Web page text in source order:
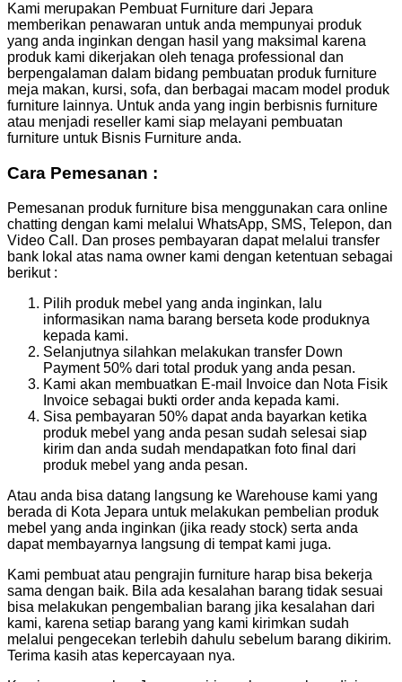
Kami merupakan Pembuat Furniture dari Jepara
memberikan penawaran untuk anda mempunyai produk
yang anda inginkan dengan hasil yang maksimal karena
produk kami dikerjakan oleh tenaga professional dan
berpengalaman dalam bidang pembuatan produk furniture
meja makan, kursi, sofa, dan berbagai macam model produk
furniture lainnya. Untuk anda yang ingin berbisnis furniture
atau menjadi reseller kami siap melayani pembuatan
furniture untuk Bisnis Furniture anda.
Cara Pemesanan :
Pemesanan produk furniture bisa menggunakan cara online
chatting dengan kami melalui WhatsApp, SMS, Telepon, dan
Video Call. Dan proses pembayaran dapat melalui transfer
bank lokal atas nama owner kami dengan ketentuan sebagai
berikut :
Pilih produk mebel yang anda inginkan, lalu
informasikan nama barang berseta kode produknya
kepada kami.
Selanjutnya silahkan melakukan transfer Down
Payment 50% dari total produk yang anda pesan.
Kami akan membuatkan E-mail Invoice dan Nota Fisik
Invoice sebagai bukti order anda kepada kami.
Sisa pembayaran 50% dapat anda bayarkan ketika
produk mebel yang anda pesan sudah selesai siap
kirim dan anda sudah mendapatkan foto final dari
produk mebel yang anda pesan.
Atau anda bisa datang langsung ke Warehouse kami yang
berada di Kota Jepara untuk melakukan pembelian produk
mebel yang anda inginkan (jika ready stock) serta anda
dapat membayarnya langsung di tempat kami juga.
Kami pembuat atau pengrajin furniture harap bisa bekerja
sama dengan baik. Bila ada kesalahan barang tidak sesuai
bisa melakukan pengembalian barang jika kesalahan dari
kami, karena setiap barang yang kami kirimkan sudah
melalui pengecekan terlebih dahulu sebelum barang dikirim.
Terima kasih atas kepercayaan nya.